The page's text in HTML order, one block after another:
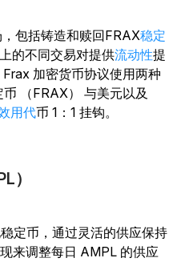
包括铸造和赎回FRAX稳定
上的不同交易对提供流动性提
加密货币协议使用两种
（FRAX） 与美元以及
用代币 1：1 挂钩。
）
定币，通过灵活的供应保持
来调整每日 AMPL 的供应